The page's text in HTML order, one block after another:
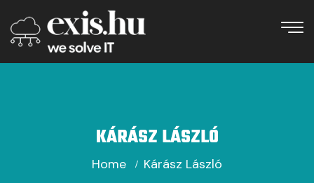
KÁRÁSZ LÁSZLÓ
Home Kárász László